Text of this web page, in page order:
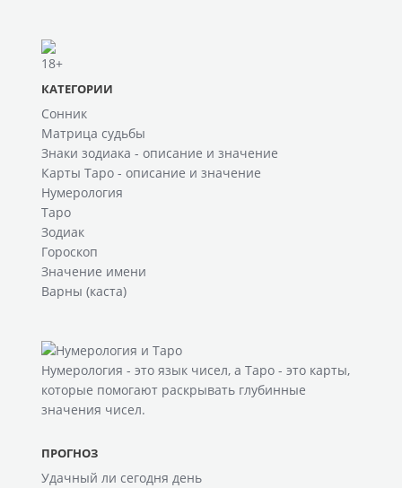
КАТЕГОРИИ
Сонник
Матрица судьбы
Знаки зодиака - описание и значение
Карты Таро - описание и значение
Нумерология
Таро
Зодиак
Гороскоп
Значение имени
Варны (каста)
Нумерология - это язык чисел, а Таро - это карты,
которые помогают раскрывать глубинные
значения чисел.
ПРОГНОЗ
Удачный ли сегодня день